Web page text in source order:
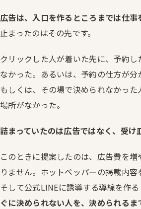
広告は、入口を作るところまでは仕事
止まったのはその先です。
クリックした人が着いた先に、予約し
なかった。あるいは、予約の仕方が分
もしくは、その場で決められなかった
場所がなかった。
詰まっていたのは広告ではなく、受け
このときに提案したのは、広告費を増
りません。ホットペッパーの掲載内容
そして公式LINEに誘導する導線を作る
ぐに決められない人を、決められる